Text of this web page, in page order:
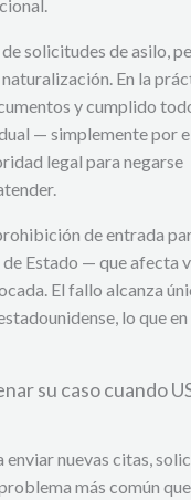
solicitudes de asilo,
En la
y cumplido
— simplemente por
legal para negarse
de entrada
Estado — que afecta
El fallo alcanza
lo que
su caso cuando
nuevas citas,
más común que